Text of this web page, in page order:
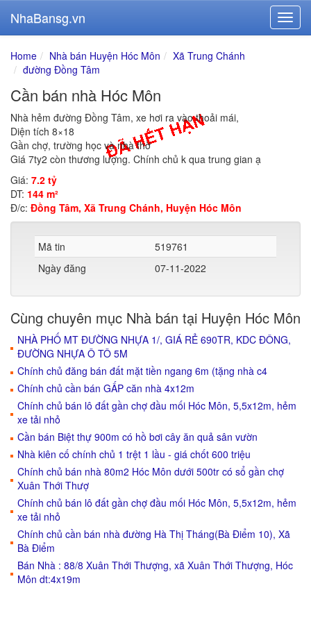
NhaBansg.vn
Home Nhà bán Huyện Hóc Môn
Xã Trung Chánh
đường Đồng Tâm
Cần bán nhà Hóc Môn
Nhà hẻm đường Đồng Tâm, xe hơi ra vào thoải mái,
Diện tích 8×18
Gần chợ, trường học và nhà thờ
Giá 7ty2 còn thương lượng. Chính chủ k qua trung gian ạ
Giá: 7.2 tỷ
DT: 144 m²
Đ/c: Đồng Tâm, Xã Trung Chánh, Huyện Hóc Môn
Mã tin
519761
Ngày đăng
07-11-2022
Cùng chuyên mục Nhà bán tại Huyện Hóc Môn
NHÀ PHỐ MT ĐƯỜNG NHỰA 1/, GIÁ RẺ 690TR, KDC ĐÔNG,
ĐƯỜNG NHỰA Ô TÔ 5M
Chính chủ đăng bán đất mặt tiền ngang 6m (tặng nhà c4
Chính chủ cần bán GẤP căn nhà 4x12m
Chính chủ bán lô đất gần chợ đầu mối Hóc Môn, 5,5x12m, hẻm
xe tải nhỏ
Cần bán Biệt thự 900m có hồ bơi cây ăn quả sân vườn
Nhà kiên cố chính chủ 1 trệt 1 lầu - giá chốt 600 triệu
Chính chủ bán nhà 80m2 Hóc Môn dưới 500tr có sổ gần chợ
Xuân Thới Thượ
Chính chủ bán lô đất gần chợ đầu mối Hóc Môn, 5,5x12m, hẻm
xe tải nhỏ
Chính chủ cần bán nhà đường Hà Thị Tháng(Bà Điểm 10), Xã
Bà Điểm
Bán Nhà : 88/8 Xuân Thới Thượng, xã Xuân Thới Thượng, Hóc
Môn dt:4x19m